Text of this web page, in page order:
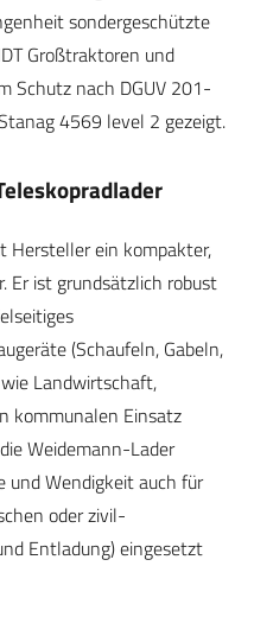
sondergeschützte
Großtraktoren und
Schutz nach DGUV 201-
4569 level 2 gezeigt.
Hersteller ein kompakter,
Er ist grundsätzlich robust
(Schaufeln, Gabeln,
Landwirtschaft,
kommunalen Einsatz
Weidemann-Lader
und Wendigkeit auch für
oder zivil-
Entladung) eingesetzt